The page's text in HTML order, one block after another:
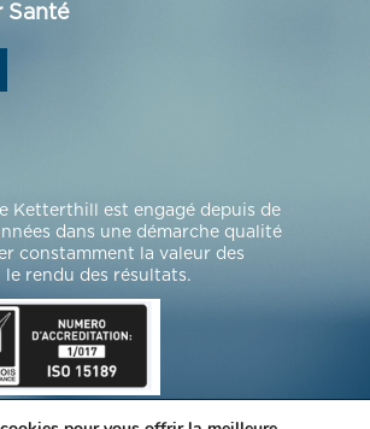
Santé
Ketterthill est engagé depuis de
dans une démarche qualité
constamment la valeur des
rendu des résultats.